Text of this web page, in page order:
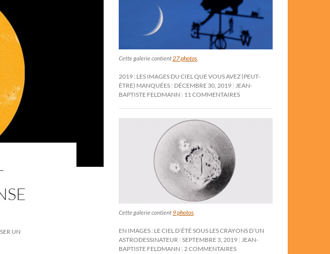
UN
Cette galerie contient27 photos.
2019 : LES IMAGES DU CIEL QUE VOUS AVEZ (PEUT-
ÊTRE) MANQUÉES DÉCEMBRE 30, 2019 JEAN-
BAPTISTE FELDMANN
11 COMMENTAIRES
Cette galerie contient 9 photos
EN IMAGES : LE CIEL D’ÉTÉ SOUS LES CRAYONS D’UN
ASTRODESSINATEUR SEPTEMBRE 3, 2019
JEAN-
BAPTISTE FELDMANN
2 COMMENTAIRES